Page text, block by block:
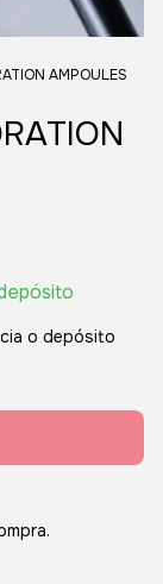
AMPOULES
o depósito